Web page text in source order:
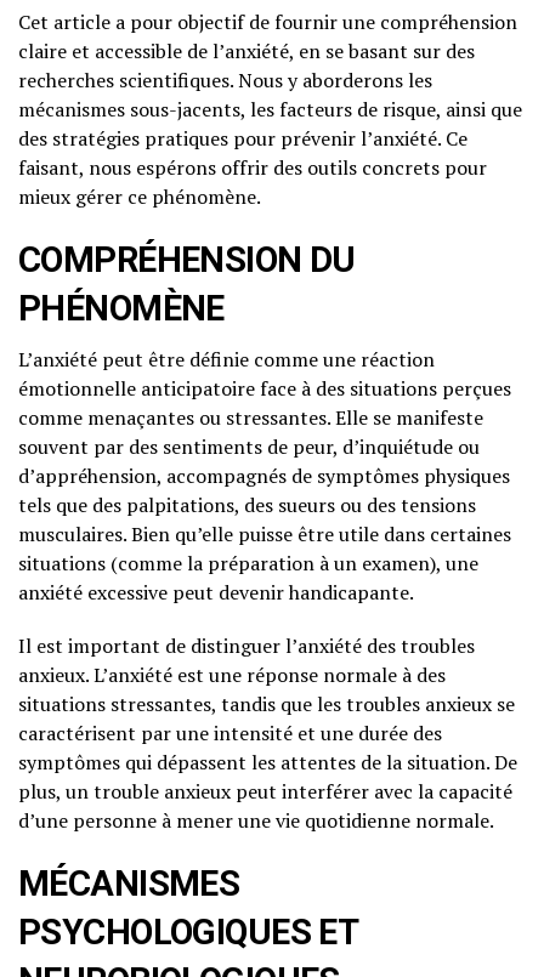
Cet article a pour objectif de fournir une compréhension
claire et accessible de l’anxiété, en se basant sur des
recherches scientifiques. Nous y aborderons les
mécanismes sous-jacents, les facteurs de risque, ainsi que
des stratégies pratiques pour prévenir l’anxiété. Ce
faisant, nous espérons offrir des outils concrets pour
mieux gérer ce phénomène.
COMPRÉHENSION DU
PHÉNOMÈNE
L’anxiété peut être définie comme une réaction
émotionnelle anticipatoire face à des situations perçues
comme menaçantes ou stressantes. Elle se manifeste
souvent par des sentiments de peur, d’inquiétude ou
d’appréhension, accompagnés de symptômes physiques
tels que des palpitations, des sueurs ou des tensions
musculaires. Bien qu’elle puisse être utile dans certaines
situations (comme la préparation à un examen), une
anxiété excessive peut devenir handicapante.
Il est important de distinguer l’anxiété des troubles
anxieux. L’anxiété est une réponse normale à des
situations stressantes, tandis que les troubles anxieux se
caractérisent par une intensité et une durée des
symptômes qui dépassent les attentes de la situation. De
plus, un trouble anxieux peut interférer avec la capacité
d’une personne à mener une vie quotidienne normale.
MÉCANISMES
PSYCHOLOGIQUES ET